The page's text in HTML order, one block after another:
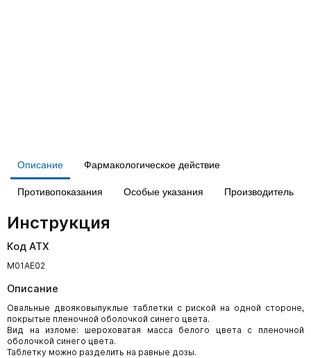
Описание Фармакологическое действие
Противопоказания Особые указания Производитель
Инструкция
Код АТХ
M01AE02
Описание
Овальные двояковыпуклые таблетки с риской на одной стороне,
покрытые пленочной оболочкой синего цвета.
Вид на изломе: шероховатая масса белого цвета с пленочной
оболочкой синего цвета.
Таблетку можно разделить на равные дозы.